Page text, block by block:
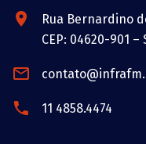
Rua Bernardino
CEP: 04620-901 –
11 4858.4474